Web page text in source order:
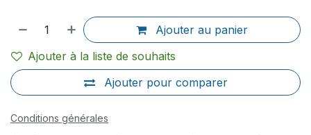
Ajouter au panier
Ajouter pour comparer
Ajouter à la liste de souhaits
Conditions générales